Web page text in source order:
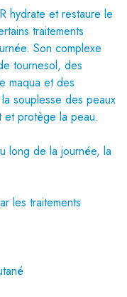
hydrate et restaure le
traitements
Son complexe
tournesol, des
maqua et des
souplesse des peaux
et protège la peau.
long de la journée, la
les traitements